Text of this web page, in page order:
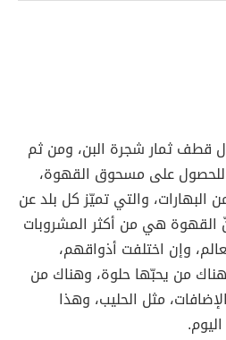
قطف ثمار شجرة البن، ومن ثم
للحصول على مسحوق القهوة،
البهارات، والتي تميّز كل بلد عن
القهوة هي من أكثر المشروبات
وإن اختلفت أذواقهم،
من يحبّها حلوة، وهناك من
مثل الحليب، وهذا